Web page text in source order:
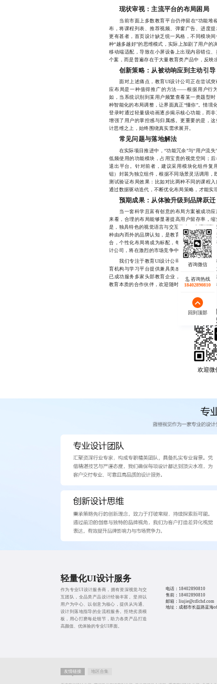
现状审视：主流平台的布局困局
当前市面上多数教育平台仍停留在“功能堆
布，将课程列表、推荐视频、弹窗广告、进度
更有甚者，首页设计缺乏统一风格，不同模块
种“越多越好”的思维模式，实际上加剧了用户
移动端适配，导致在小屏设备上出现内容错位
个案，而是普遍存在于大量教育类产品中，反映
创新策略：从被动响应到主动引导
面对上述痛点，教育UI设计公司正在尝试突
应布局是一种值得推广的方法——根据用户行
如，当系统识别到某用户频繁查看某一类题型
种智能化的布局调整，让界面真正“懂你”。情
登录时通过轻量级动画逐步揭示核心功能，而
增强了用户的掌控感与归属感。更重要的是，
计思维之上，始终围绕真实需求展开。
常见问题与落地解法
在实际项目推进中，“功能冗余”与“用户流失
低频使用的功能模块，占用宝贵的视觉空间；
退出平台。针对前者，建议采用模块化组件
钮）封装为独立组件，根据不同场景灵活调用
测试验证布局效果：比如对比两种不同的课程
通过数据驱动迭代，不断优化布局策略，才能实
预期成果：从体验升级到品牌跃迁
当一套科学且富有创意的布局方案被成功应
来看，合理的布局能够显著提高用户留存率，
是，独具特色的视觉语言与交互节奏，会逐渐形
种由内而外的品牌认知，是教育UI设计公司最
合，个性化布局将成为标配，每一个用户都将
计公司，将在激烈的市场竞争中占据先机。
我们专注于教育UI设计公司领域多年，深谙
育机构与学习平台提供兼具美感与实用性的设
已成功服务多家头部教育企业，帮助其实现界
教育本质的合作伙伴，欢迎随时联系，
欢迎微
咨询热线
18402890810
回到顶部
轻量化UI设计服务
作为专业UI设计服务商，拥有资深视觉与交
互团队，全品类产品设计经验丰富。坚持以
用户为中心、以创意为核心，提供从沟通、
设计到落地指导的全流程服务。拒绝劣质模
板，用心打磨每处细节，助力各类产品打造
高颜值、优体验的专业UI界面。
电话： 18402890810
售前： 18402890810
邮箱：liujie@cdlchd.com
地址：成都市长益路蓝海
友情链接 地区合集